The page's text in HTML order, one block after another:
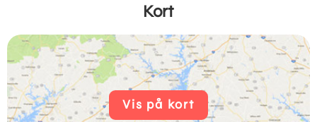
Kort
Vis på kort